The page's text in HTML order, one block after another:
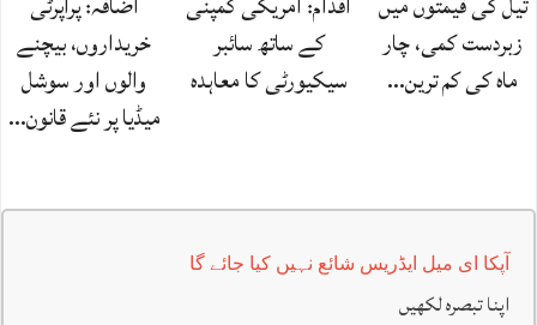
زبردست کمی، چار
ماہ کی کم ترین…
کے ساتھ سائبر
سیکیورٹی کا معاہدہ
خریداروں، بیچنے
والوں اور سوشل
میڈیا پر نئے قانون…
آپکا ای میل ایڈریس شائع نہیں کیا جائے گا
اپنا تبصرہ لکھیں